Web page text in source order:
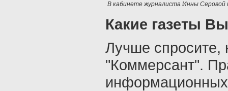
В кабинете журналиста Инны Серовой
Какие газеты
Лучше спросите,
"Коммерсант".
информационных